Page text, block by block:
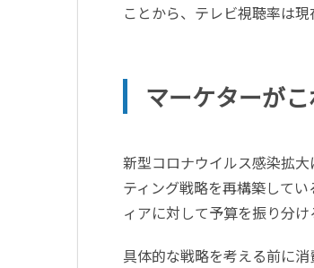
ことから、テレビ視聴率は
マーケターが
新型コロナウイルス感染拡
ティング戦略を再構築して
ィアに対して予算を振り分
具体的な戦略を考える前に